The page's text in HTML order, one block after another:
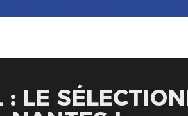
: LE